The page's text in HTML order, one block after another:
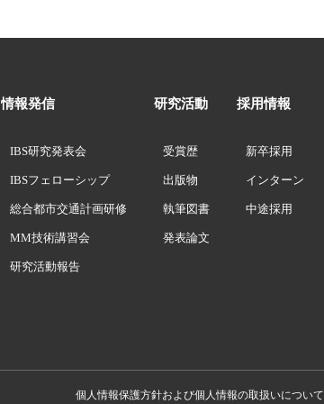
情報発信
IBS研究発表会
IBSフェローシップ
総合都市交通計画研修
MM技術講習会
研究活動報告
研究活動
受賞歴
出版物
執筆図書
発表論文
採用情報
新卒採用
インターン
中途採用
個人情報保護方針および個人情報の取扱いについて